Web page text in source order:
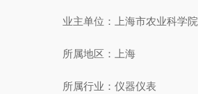
业主单位：上海市农业科学院
所属地区：上海
所属行业：仪器仪表